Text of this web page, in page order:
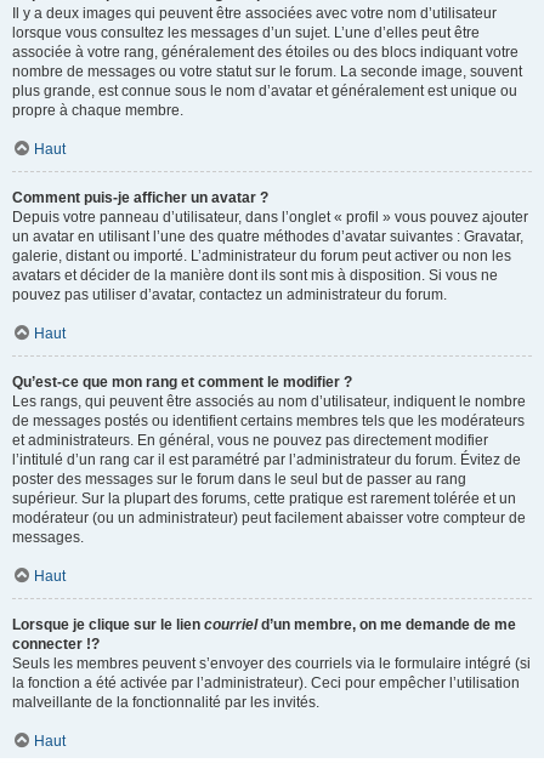
Il y a deux images qui peuvent être associées avec votre nom d’utilisateur
lorsque vous consultez les messages d’un sujet. L’une d’elles peut être
associée à votre rang, généralement des étoiles ou des blocs indiquant votre
nombre de messages ou votre statut sur le forum. La seconde image, souvent
plus grande, est connue sous le nom d’avatar et généralement est unique ou
propre à chaque membre.
Haut
Comment puis-je afficher un avatar ?
Depuis votre panneau d’utilisateur, dans l’onglet « profil » vous pouvez ajouter
un avatar en utilisant l’une des quatre méthodes d’avatar suivantes : Gravatar,
galerie, distant ou importé. L’administrateur du forum peut activer ou non les
avatars et décider de la manière dont ils sont mis à disposition. Si vous ne
pouvez pas utiliser d’avatar, contactez un administrateur du forum.
Haut
Qu’est-ce que mon rang et comment le modifier ?
Les rangs, qui peuvent être associés au nom d’utilisateur, indiquent le nombre
de messages postés ou identifient certains membres tels que les modérateurs
et administrateurs. En général, vous ne pouvez pas directement modifier
l’intitulé d’un rang car il est paramétré par l’administrateur du forum. Évitez de
poster des messages sur le forum dans le seul but de passer au rang
supérieur. Sur la plupart des forums, cette pratique est rarement tolérée et un
modérateur (ou un administrateur) peut facilement abaisser votre compteur de
messages.
Haut
Lorsque je clique sur le lien courrield’un membre, on me demande de me
connecter !?
Seuls les membres peuvent s’envoyer des courriels via le formulaire intégré (si
la fonction a été activée par l’administrateur). Ceci pour empêcher l’utilisation
malveillante de la fonctionnalité par les invités.
Haut